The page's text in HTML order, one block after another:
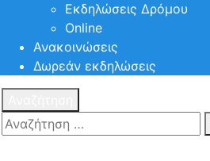
Εκδηλώσεις Δρόμου
Online
Ανακοινώσεις
Δωρεάν εκδηλώσεις